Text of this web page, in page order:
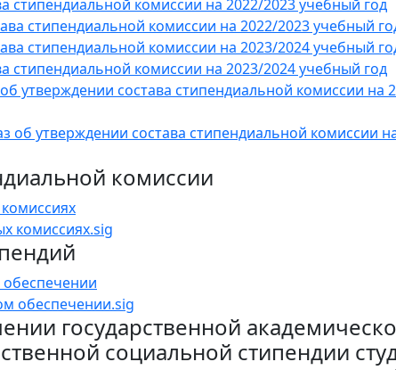
стипендиальной комиссии на 2022/2023 учебный год
стипендиальной комиссии на 2022/2023 учебный
стипендиальной комиссии на 2023/2024 учебный
стипендиальной комиссии на 2023/2024 учебный год
утверждении состава стипендиальной комиссии на
об утверждении состава стипендиальной комиссии
комиссии
комиссиях.sig
обеспечении.sig
государственной
социальной стипендии